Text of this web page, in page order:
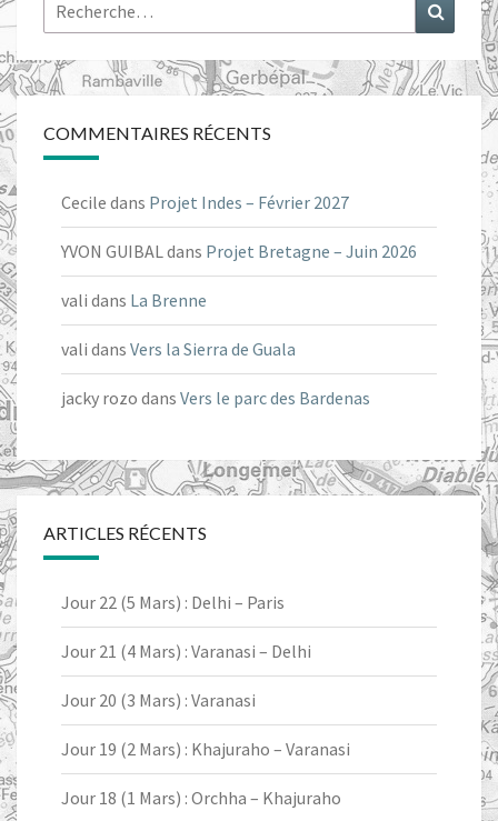
COMMENTAIRES RÉCENTS
Cecile dans Projet Indes – Février 2027
YVON GUIBALdans Projet Bretagne – Juin 2026
vali dans La Brenne
vali dans Vers la Sierra de Guala
jacky rozo dans Vers le parc des Bardenas
ARTICLES RÉCENTS
Jour 22 (5 Mars) : Delhi – Paris
Jour 21 (4 Mars) : Varanasi – Delhi
Jour 20 (3 Mars) : Varanasi
Jour 19 (2 Mars) : Khajuraho – Varanasi
Jour 18 (1 Mars) : Orchha – Khajuraho